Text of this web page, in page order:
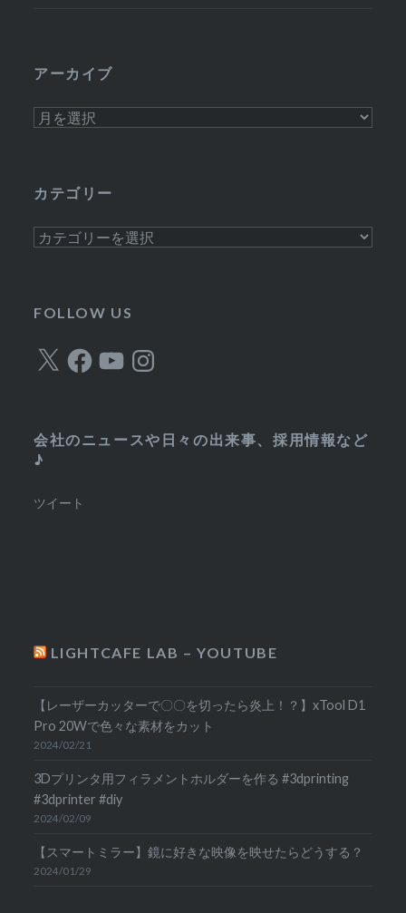
アーカイブ
ア
ブ
カテゴリー
カ
ー
FOLLOW US
X FacebookYouTubeInstagram
会社のニュースや日々の出来事、採用情報など
♪
ツイート
LIGHTCAFE LAB – YOUTUBE
【レーザーカッターで〇〇を切ったら炎上！？】xTool D1
Pro 20Wで色々な素材をカット
2024/02/21
3Dプリンタ用フィラメントホルダーを作る #3dprinting
#3dprinter #diy
2024/02/09
【スマートミラー】鏡に好きな映像を映せたらどうする？
2024/01/29